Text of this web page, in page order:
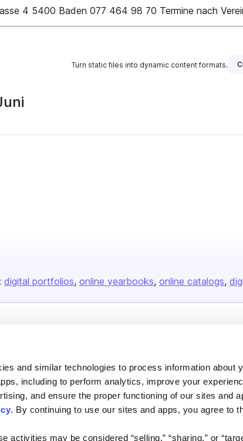
and similar technologies to process information about
including to perform analytics, improve your
and ensure the proper functioning of our sites and
. By continuing to use our sites and apps, you agree to
activities may be considered “selling,” “sharing,” or
4 5400 Baden 077 464 98 70 Termine nach
Turn static files into dynamic content formats.
digital portfolios online yearbooks online catalogs
and
Plans &
Press
Contact